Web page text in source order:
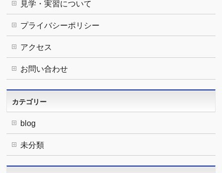
見学・実習について
プライバシーポリシー
アクセス
お問い合わせ
カテゴリー
blog
未分類